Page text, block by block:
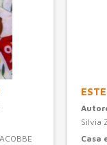
Silvia
Casa